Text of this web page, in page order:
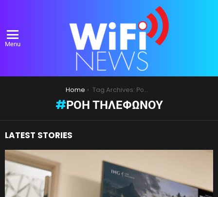
Menu
Home Tag Archives: Ροή Τηλεφώνου
ΡΟΉ ΤΗΛΕΦΏΝΟΥ
LATEST STORIES